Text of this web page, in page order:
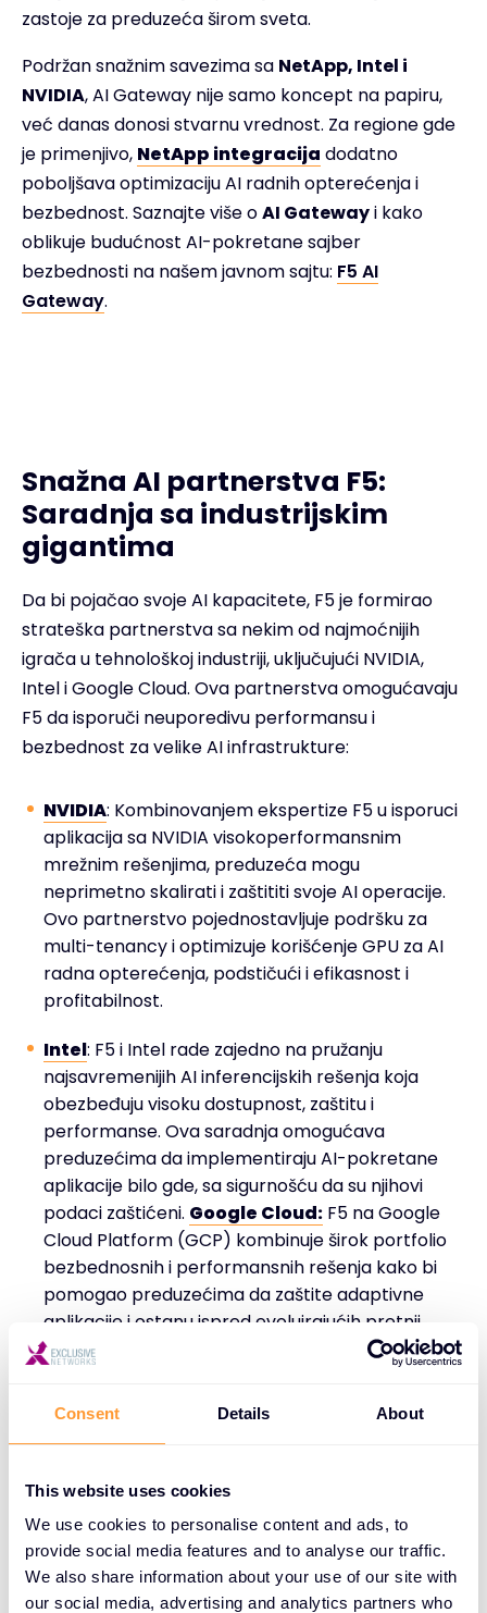
Consent Details About
This website uses cookies
We use cookies to personalise content and ads, to
provide social media features and to analyse our traffic.
We also share information about your use of our site with
our social media, advertising and analytics partners who
zastoje za preduzeća širom sveta.
Podržan snažnim savezima sa NetApp, Intel i
NVIDIA, AI Gateway nije samo koncept na papiru,
već danas donosi stvarnu vrednost. Za regione gde
je primenjivo, NetApp integracija dodatno
poboljšava optimizaciju AI radnih opterećenja i
bezbednost. Saznajte više oAI Gatewayi kako
oblikuje budućnost AI-pokretane sajber
bezbednosti na našem javnom sajtu: F5 AI
Gateway.
Snažna AI partnerstva F5:
Saradnja sa industrijskim
gigantima
Da bi pojačao svoje AI kapacitete, F5 je formirao
strateška partnerstva sa nekim od najmoćnijih
igrača u tehnološkoj industriji, uključujući NVIDIA,
Intel i Google Cloud. Ova partnerstva omogućavaju
F5 da isporuči neuporedivu performansu i
bezbednost za velike AI infrastrukture:
NVIDIA: Kombinovanjem ekspertize F5 u isporuci
aplikacija sa NVIDIA visokoperformansnim
mrežnim rešenjima, preduzeća mogu
neprimetno skalirati i zaštititi svoje AI operacije.
Ovo partnerstvo pojednostavljuje podršku za
multi-tenancy i optimizuje korišćenje GPU za AI
radna opterećenja, podstičući i efikasnost i
profitabilnost.
Intel: F5 i Intel rade zajedno na pružanju
najsavremenijih AI inferencijskih rešenja koja
obezbeđuju visoku dostupnost, zaštitu i
performanse. Ova saradnja omogućava
preduzećima da implementiraju AI-pokretane
aplikacije bilo gde, sa sigurnošću da su njihovi
podaci zaštićeni. Google Cloud: F5 na Google
Cloud Platform (GCP) kombinuje širok portfolio
bezbednosnih i performansnih rešenja kako bi
pomogao preduzećima da zaštite adaptivne
aplikacije i ostanu ispred evoluirajućih pretnji.
Zajedno, F5 i Google Cloud omogućavaju
aplikacijama u multi-cloud okruženjima, pružajući
bezbednošću.